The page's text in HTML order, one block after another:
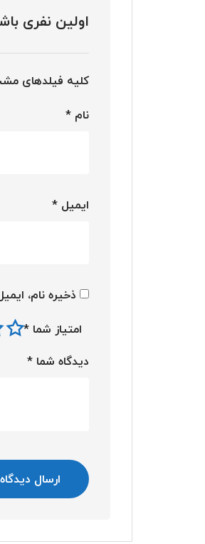
اولین نفری
کلیه فیلدهای
نام *
ایمیل *
ذخیره نام،
امتیاز شما *
دیدگاه شما *
ارسال دیدگاه